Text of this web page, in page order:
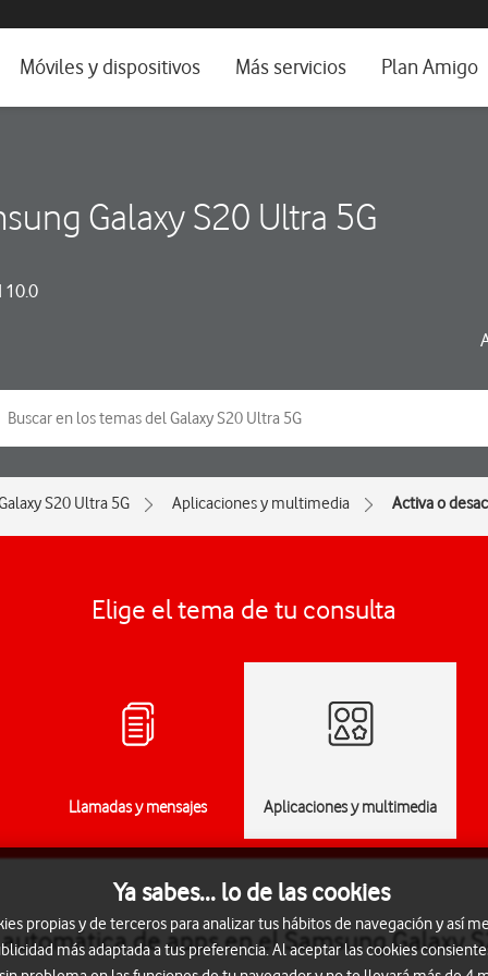
e idioma
Móviles y dispositivos
Ver todos
Más servicios Plan Amigo
Galaxy S20 Ultra 5G
10.0
S20 Ultra 5G Aplicaciones y multimedia Activa o
Elige el tema de tu consulta
Llamadas y mensajes Aplicaciones y multimedia
de apps en el Samsung Galaxy
Ya sabes... lo de las cookies
propias y de terceros para analizar tus hábitos de navegación y así
más adaptada a tus preferencia. Al aceptar las cookies